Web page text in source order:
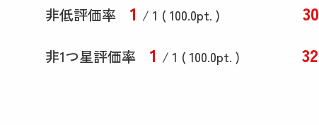
非低評価率 1 / 1 ( 100.0pt. ) 30
非1つ星評価率 1 / 1 ( 100.0pt. ) 32